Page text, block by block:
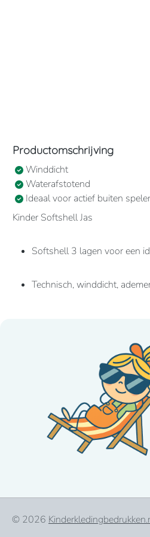
Productomschrijving
Winddicht
Waterafstotend
Ideaal voor actief buiten
Kinder Softshell Jas
Softshell 3 lagen voor een
Technisch, winddicht,
Zakken met rits aan de
© 2026